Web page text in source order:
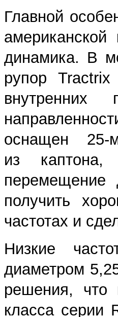
Главной
динамика. В
рупор
внутренних
оснащен
из каптона,
перемещение
получить
частотах и
Низкие
диаметром
решения, что
класса серии